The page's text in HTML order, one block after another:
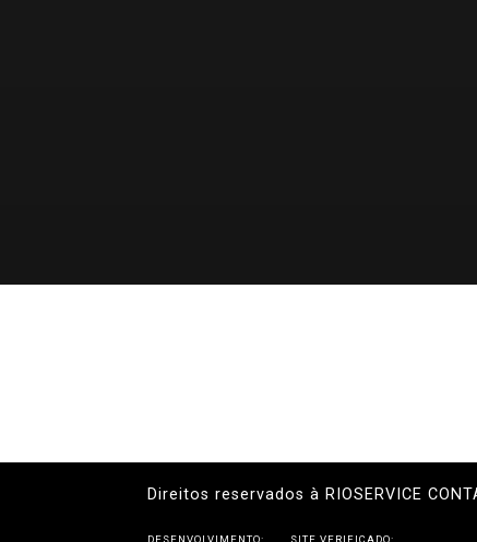
Direitos reservados à RIOSERVICE
DESENVOLVIMENTO: SITE VERIFICADO: